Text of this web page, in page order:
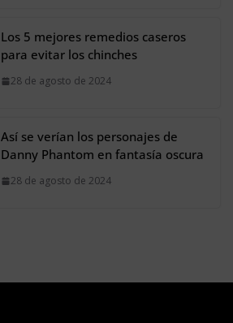
Los 5 mejores remedios caseros
para evitar los chinches
28 de agosto de 2024
Así se verían los personajes de
Danny Phantom en fantasía oscura
28 de agosto de 2024